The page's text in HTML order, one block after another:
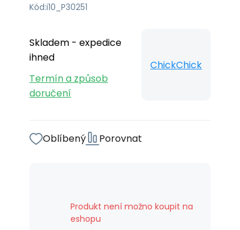
Kód:i10_P30251
Skladem - expedice
ihned
Termín a způsob
doručení
ChickChick
Oblíbený Porovnat
Produkt není možno koupit na
eshopu